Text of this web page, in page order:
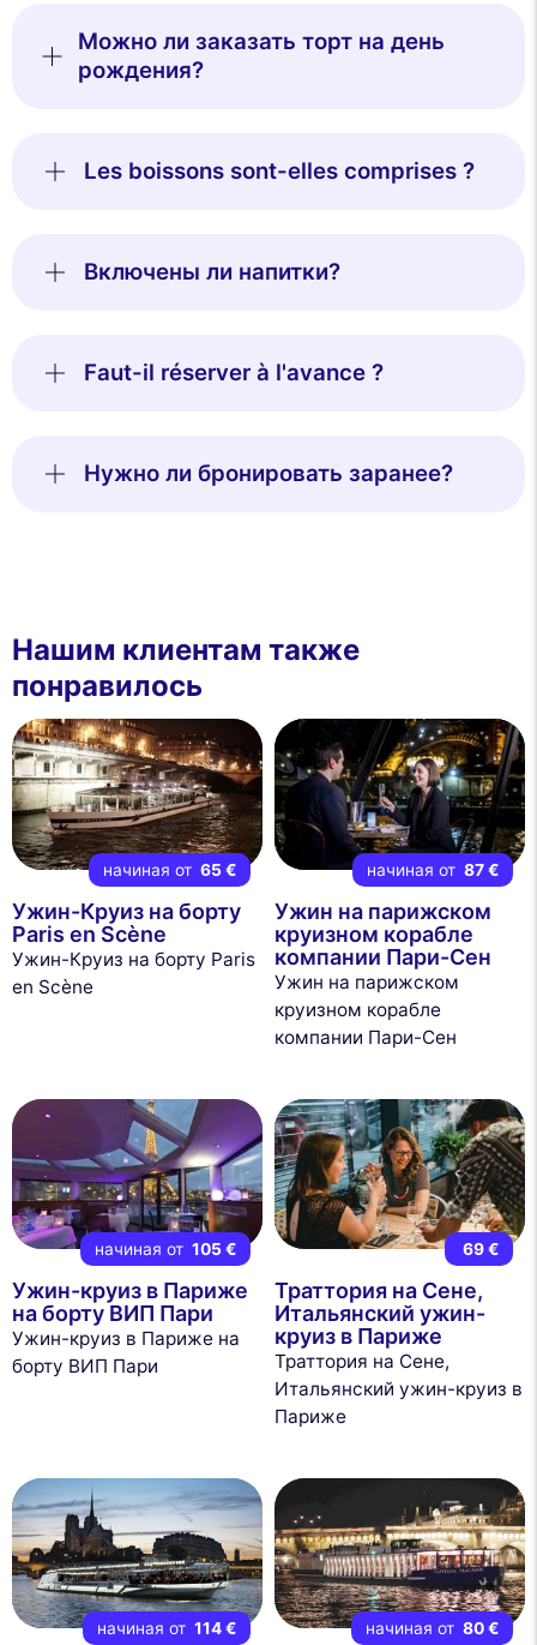
Можно ли заказать торт на день
рождения?
Les boissons sont-elles comprises ?
Включены ли напитки?
Faut-il réserver à l'avance ?
Нужно ли бронировать заранее?
Нашим клиентам также
понравилось
начиная от 65 €
Ужин-Круиз на борту
Paris en Scène
Ужин-Круиз на борту Paris
en Scène
начиная от 87 €
Ужин на парижском
круизном корабле
компании Пари-Сен
Ужин на парижском
круизном корабле
компании Пари-Сен
начиная от 105 €
Ужин-круиз в Париже
на борту ВИП Пари
Ужин-круиз в Париже на
борту ВИП Пари
69 €
Траттория на Сене,
Итальянский ужин-
круиз в Париже
Траттория на Сене,
Итальянский ужин-круиз в
Париже
начиная от 114 € начиная от 80 €